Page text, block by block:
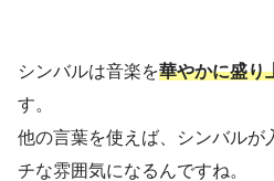
シンバルは音楽を華やかに盛り
す。
他の言葉を使えば、シンバルが
チな雰囲気になるんですね。